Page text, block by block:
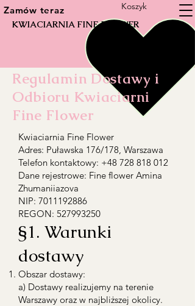
Koszyk
KWIACIARNIA FINE FLOWER
Zamów teraz
Regulamin Dostawy i
Odbioru Kwiaciarni
Fine Flower
Kwiaciarnia Fine Flower
Adres: Puławska 176/178, Warszawa
Telefon kontaktowy: +48 728 818 012
Dane rejestrowe: Fine flower Amina
Zhumaniiazova
NIP: 7011192886
REGON: 527993250
§1. Warunki
dostawy
Obszar dostawy:
a) Dostawy realizujemy na terenie
Warszawy oraz w najbliższej okolicy.